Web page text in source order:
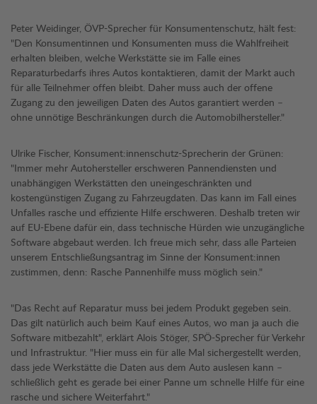
Peter Weidinger, ÖVP-Sprecher für Konsumentenschutz, hält fest:
"Den Konsumentinnen und Konsumenten muss die Wahlfreiheit
erhalten bleiben, welche Werkstätte sie im Falle eines
Reparaturbedarfs ihres Autos kontaktieren, damit der Markt auch
für alle Teilnehmer offen bleibt. Daher muss auch der offene
Zugang zu den jeweiligen Daten des Autos garantiert werden –
ohne unnötige Beschränkungen durch die Automobilhersteller."
Ulrike Fischer, Konsument:innenschutz-Sprecherin der Grünen:
"Immer mehr Autohersteller erschweren Pannendiensten und
unabhängigen Werkstätten den uneingeschränkten und
kostengünstigen Zugang zu Fahrzeugdaten. Das kann im Fall eines
Unfalles rasche und effiziente Hilfe erschweren. Deshalb treten wir
auf EU-Ebene dafür ein, dass technische Hürden wie unzugängliche
Software abgebaut werden. Ich freue mich sehr, dass alle Parteien
unserem Entschließungsantrag im Sinne der Konsument:innen
zustimmen, denn: Rasche Pannenhilfe muss möglich sein."
"Das Recht auf Reparatur muss bei jedem Produkt gegeben sein.
Das gilt natürlich auch beim Kauf eines Autos, wo man ja auch die
Software mitbezahlt", erklärt Alois Stöger, SPÖ-Sprecher für Verkehr
und Infrastruktur. "Hier muss ein für alle Mal sichergestellt werden,
dass jede Werkstätte die Daten aus dem Auto auslesen kann –
schließlich geht es gerade bei einer Panne um schnelle Hilfe für eine
rasche und sichere Weiterfahrt."